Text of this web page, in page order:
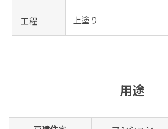
工程 上塗り
用途